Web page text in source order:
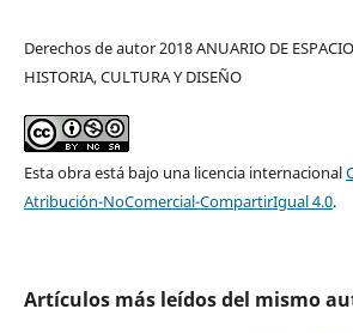
Derechos de autor 2018 ANUARIO DE
HISTORIA, CULTURA Y DISEÑO
Esta obra está bajo una licencia internacional
Atribución-NoComercial-CompartirIgual 4.0.
Artículos más leídos del mismo